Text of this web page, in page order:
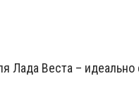
Лада Веста –